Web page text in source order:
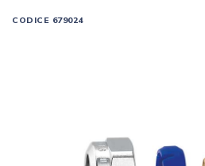
CODICE 679024